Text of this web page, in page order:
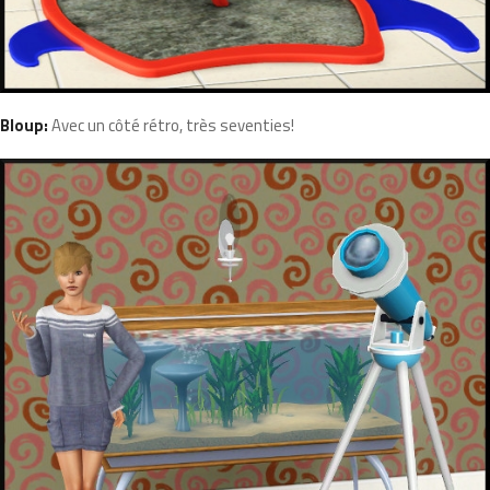
Bloup:Avec un côté rétro, très seventies!